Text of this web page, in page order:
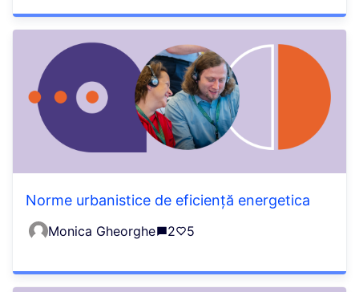
Norme urbanistice de eficiență energetica
Monica Gheorghe 2 5